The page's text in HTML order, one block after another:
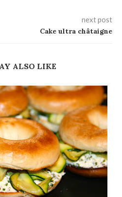
next post
Cake ultra châtaigne
ALSO LIKE